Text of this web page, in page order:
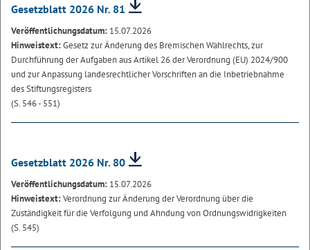
Gesetzblatt 2026 Nr. 81
Veröffentlichungsdatum: 15.07.2026
Hinweistext:Gesetz zur Änderung des Bremischen Wahlrechts, zur
Durchführung der Aufgaben aus Artikel 26 der Verordnung (EU) 2024/900
und zur Anpassung landesrechtlicher Vorschriften an die Inbetriebnahme
des Stiftungsregisters
(S. 546 - 551)
Gesetzblatt 2026 Nr. 80
Veröffentlichungsdatum: 15.07.2026
Hinweistext:Verordnung zur Änderung der Verordnung über die
Zuständigkeit für die Verfolgung und Ahndung von Ordnungswidrigkeiten
(S. 545)